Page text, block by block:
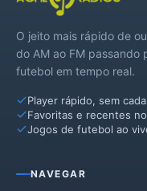
Inhacorá
Nova Ramada
Panambi
Pejuçara
São Valério do Sul
O jeito mais rápido de
do AM ao FM passando
futebol em tempo real.
Player rápido, sem
Favoritas e recentes
Jogos de futebol ao
NAVEGAR